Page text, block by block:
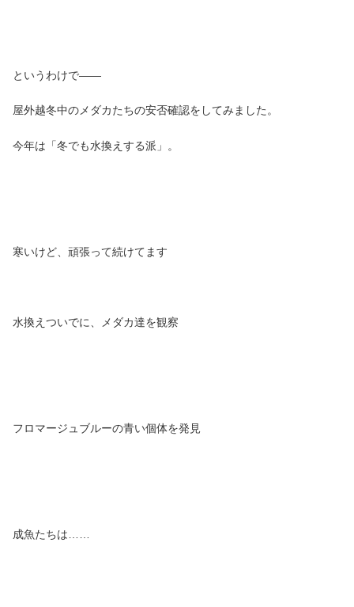
というわけで――
屋外越冬中のメダカたちの安否確認をしてみました。
今年は「冬でも水換えする派」。
寒いけど、頑張って続けてます
水換えついでに、メダカ達を観察
フロマージュブルーの青い個体を発見
成魚たちは……